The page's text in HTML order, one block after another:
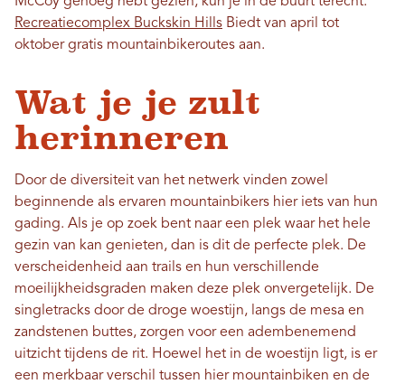
Recreatiecomplex Buckskin Hills Biedt van april tot
oktober gratis mountainbikeroutes aan.
Wat je je zult
herinneren
Door de diversiteit van het netwerk vinden zowel
beginnende als ervaren mountainbikers hier iets van hun
gading. Als je op zoek bent naar een plek waar het hele
gezin van kan genieten, dan is dit de perfecte plek. De
verscheidenheid aan trails en hun verschillende
moeilijkheidsgraden maken deze plek onvergetelijk. De
singletracks door de droge woestijn, langs de mesa en
zandstenen buttes, zorgen voor een adembenemend
uitzicht tijdens de rit. Hoewel het in de woestijn ligt, is er
een merkbaar verschil tussen hier mountainbiken en de